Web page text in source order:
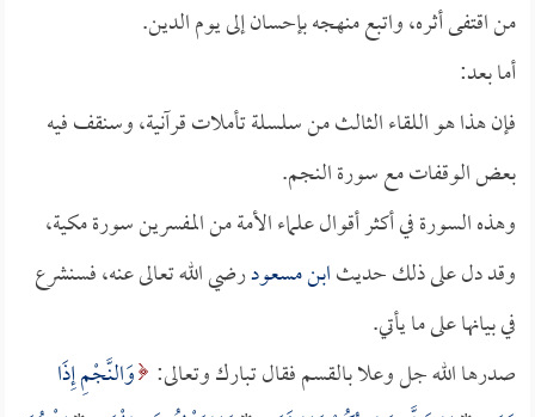
من اقتفى أثره، واتبع منهجه بإحسان إلى يوم الدين.
أما بعد:
فإن هذا هو اللقاء الثالث من سلسلة تأملات قرآنية، وسنقف فيه
بعض الوقفات مع سورة النجم.
وهذه السورة في أكثر أقوال علماء الأمة من المفسرين سورة مكية،
وقد دل على ذلك حديثابن مسعودرضي الله تعالى عنه، فسنشرع
في بيانها على ما يأتي.
صدرها الله جل وعلا بالقسم فقال تبارك وتعالى: وَالنَّجْمِ إِذَا